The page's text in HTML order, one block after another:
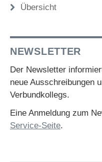
Übersicht
NEWSLETTER
Der Newsletter
neue Ausschreibungen
Verbundkollegs.
Eine Anmeldung zum
Service-Seite.